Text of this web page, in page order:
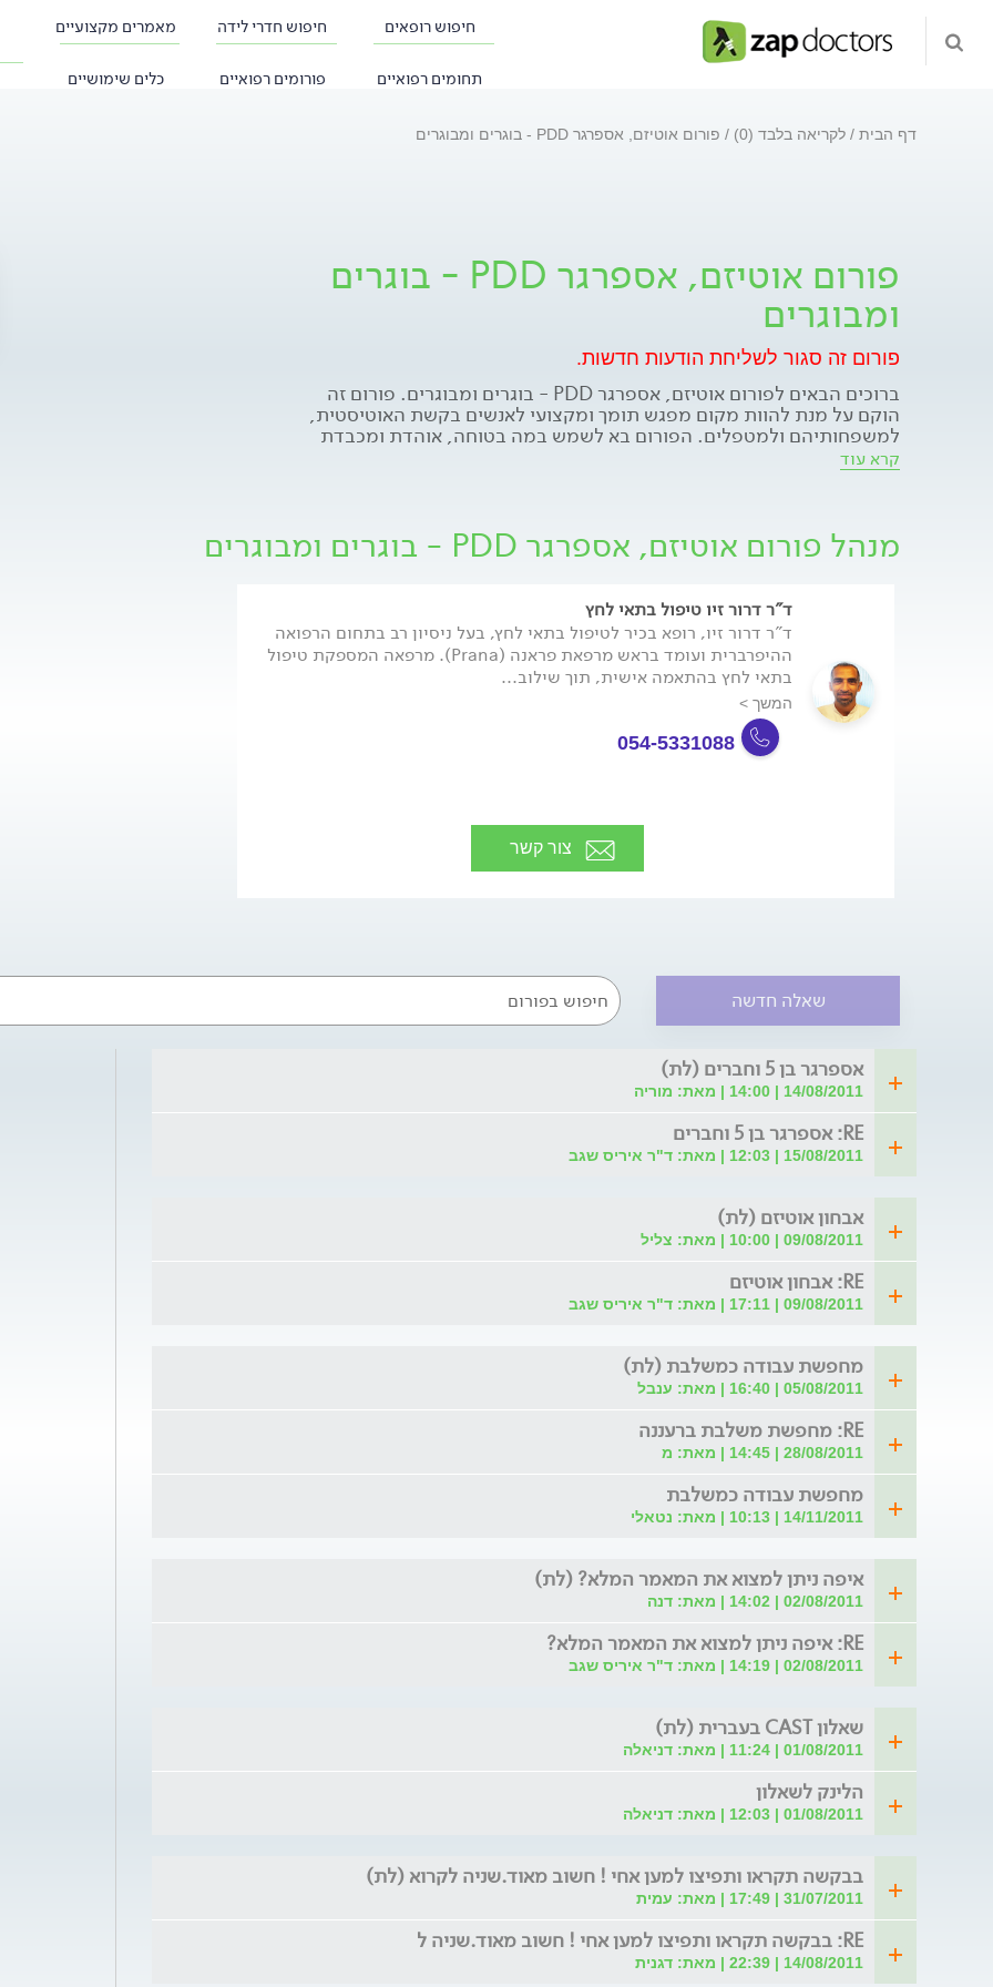
חיפוש רופאים חיפוש חדרי לידה מאמרים מקצועיים
תחומים רפואיים פורומים רפואיים כלים שימושיים
דף הבית לקריאה בלבד (0) פורום אוטיזם, אספרגר PDD - בוגרים ומבוגרים
פורום אוטיזם, אספרגר PDD - בוגרים
ומבוגרים
פורום זה סגור לשליחת הודעות חדשות.
ברוכים הבאים לפורום אוטיזם, אספרגר PDD - בוגרים ומבוגרים. פורום זה
הוקם על מנת להוות מקום מפגש תומך ומקצועי לאנשים בקשת האוטיסטית,
למשפחותיהם ולמטפלים. הפורום בא לשמש במה בטוחה, אוהדת ומכבדת
לשיתוף בחוויות, דעות, רגשות, לבטים וניסיון אישי של המשתתפים. הייעוץ
הניתן בפורום הינו בגדר מידע כללי והכוונה ראשונית בלבד ואינו מהווה
קרא עוד
מנהל פורום אוטיזם, אספרגר PDD - בוגרים ומבוגרים
ד"ר דרור זיו טיפול בתאי לחץ
ד"ר דרור זיו, רופא בכיר לטיפול בתאי לחץ, בעל ניסיון רב בתחום הרפואה
ההיפרברית ועומד בראש מרפאת פראנה (Prana). מרפאה המספקת טיפול
בתאי לחץ בהתאמה אישית, תוך שילוב...
המשך >
054-5331088
צור קשר
שאלה חדשה
אספרגר בן 5 וחברים (לת)
14/08/2011 | 14:00 | מאת: מוריה
RE: אספרגר בן 5 וחברים
15/08/2011 | 12:03 | מאת: ד"ר איריס שגב
אבחון אוטיזם (לת)
09/08/2011 | 10:00 | מאת: צליל
RE: אבחון אוטיזם
09/08/2011 | 17:11 | מאת: ד"ר איריס שגב
מחפשת עבודה כמשלבת (לת)
05/08/2011 | 16:40 | מאת: ענבל
RE: מחפשת משלבת ברעננה
28/08/2011 | 14:45 | מאת: מ
מחפשת עבודה כמשלבת
14/11/2011 | 10:13 | מאת: נטאלי
איפה ניתן למצוא את המאמר המלא? (לת)
02/08/2011 | 14:02 | מאת: דנה
RE: איפה ניתן למצוא את המאמר המלא?
02/08/2011 | 14:19 | מאת: ד"ר איריס שגב
שאלון CAST בעברית (לת)
01/08/2011 | 11:24 | מאת: דניאלה
הלינק לשאלון
01/08/2011 | 12:03 | מאת: דניאלה
בבקשה תקראו ותפיצו למען אחי ! חשוב מאוד.שניה לקרוא (לת)
31/07/2011 | 17:49 | מאת: עמית
RE: בבקשה תקראו ותפיצו למען אחי ! חשוב מאוד.שניה ל
14/08/2011 | 22:39 | מאת: דגנית